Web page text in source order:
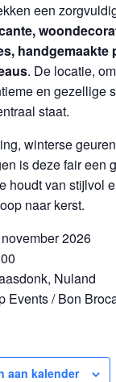
een
handgemaakte
. De locatie,
en gezellige
staat.
winterse
is deze fair een
houdt van stijlvol
naar kerst.
2026
Nuland
Events / Bon
aan kalender